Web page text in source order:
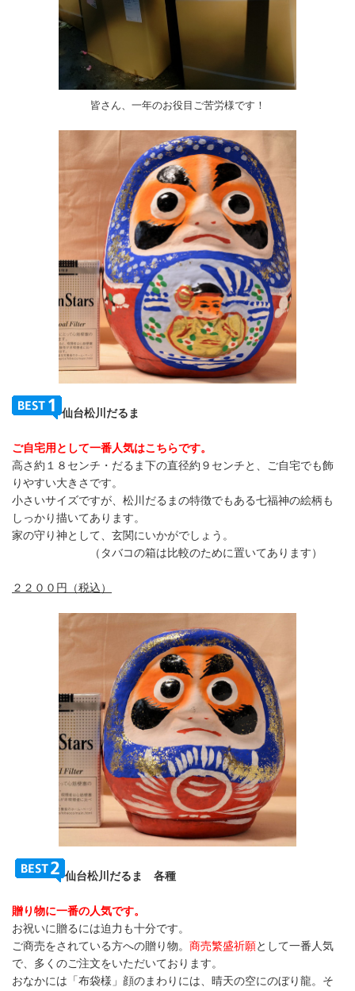
皆さん、一年のお役目ご苦労様です！
仙台松川だるま
ご自宅用として一番人気はこちらです。
高さ約１８センチ・だるま下の直径約９センチと、ご自宅でも飾
りやすい大きさです。
小さいサイズですが、松川だるまの特徴でもある七福神の絵柄も
しっかり描いてあります。
家の守り神として、玄関にいかがでしょう。
（タバコの箱は比較のために置いてあります）
２２００円（税込）
仙台松川だるま 各種
贈り物に一番の人気です。
お祝いに贈るには迫力も十分です。
ご商売をされている方への贈り物。 商売繁盛祈願として一番人気
で、多くのご注文をいただいております。
おなかには「布袋様」顔のまわりには、晴天の空にのぼり龍。そ